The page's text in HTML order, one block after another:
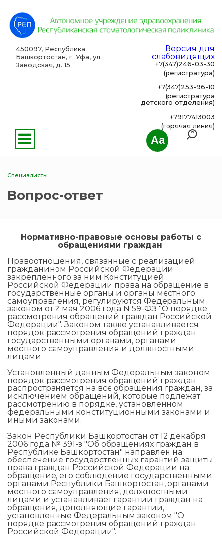
Aa
450097, Республика
Башкортостан, г. Уфа, ул.
Заводская, д. 15
Версия для
слабовидящих
+7(347)246-03-30
(регистратура)
+7(347)253-96-10
(регистратура
детского отделения)
+79177413003
(горячая линия)
Специалисты
Вопрос-ответ
Нормативно-правовые основы работы с
обращениями граждан
Правоотношения, связанные с реализацией
гражданином Российской Федерации
закрепленного за ним Конституцией
Российской Федерации права на обращение в
государственные органы и органы местного
самоуправления, регулируются Федеральным
законом от 2 мая 2006 года N 59-ФЗ "О порядке
рассмотрения обращений граждан Российской
Федерации". Законом также устанавливается
порядок рассмотрения обращений граждан
государственными органами, органами
местного самоуправления и должностными
лицами.
Установленный данным Федеральным законом
порядок рассмотрения обращений граждан
распространяется на все обращения граждан, за
исключением обращений, которые подлежат
рассмотрению в порядке, установленном
федеральными конституционными законами и
иными законами.
Закон Республики Башкортостан от 12 декабря
2006 года № 391-з "Об обращениях граждан в
Республике Башкортостан" направлен на
обеспечение государственных гарантий защиты
права граждан Российской Федерации на
обращение, его соблюдение государственными
органами Республики Башкортостан, органами
местного самоуправления, должностными
лицами и устанавливает гарантии граждан на
обращения, дополняющие гарантии,
установленные Федеральным законом "О
порядке рассмотрения обращений граждан
Российской Федерации".